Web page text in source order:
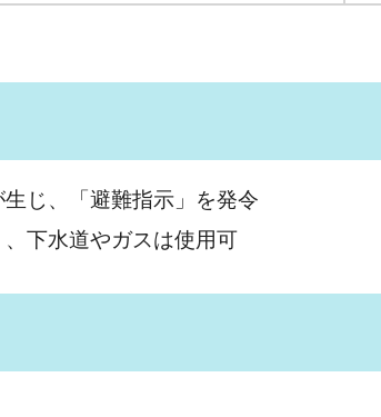
じ、「避難指示」を発令
下水道やガスは使用可